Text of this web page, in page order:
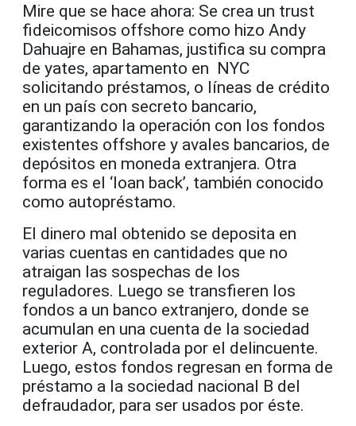
Mire que se hace ahora: Se crea un trust
fideicomisos offshore como hizo Andy
Dahuajre en Bahamas, justifica su compra
de yates, apartamento en NYC
solicitando préstamos, o líneas de crédito
en un país con secreto bancario,
garantizando la operación con los fondos
existentes offshore y avales bancarios, de
depósitos en moneda extranjera. Otra
forma es el ‘loan back’, también conocido
como autopréstamo.
El dinero mal obtenido se deposita en
varias cuentas en cantidades que no
atraigan las sospechas de los
reguladores. Luego se transfieren los
fondos a un banco extranjero, donde se
acumulan en una cuenta de la sociedad
exterior A, controlada por el delincuente.
Luego, estos fondos regresan en forma de
préstamo a la sociedad nacional B del
defraudador, para ser usados por éste.